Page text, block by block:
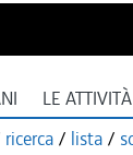
LE ATTIVITÀ
ricerca / lista /